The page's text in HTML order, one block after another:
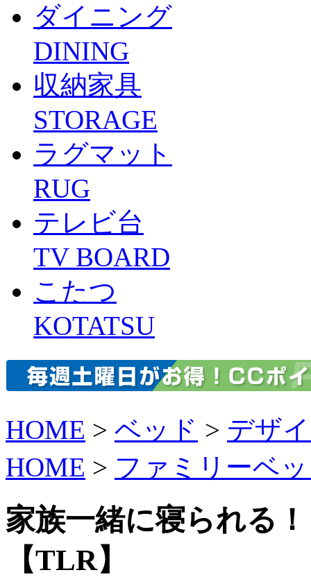
ダイニング
DINING
収納家具
STORAGE
ラグマット
RUG
テレビ台
TV BOARD
こたつ
KOTATSU
HOME > ベッド > デザ
HOME > ファミリーベ
家族一緒に寝られる
【TLR】